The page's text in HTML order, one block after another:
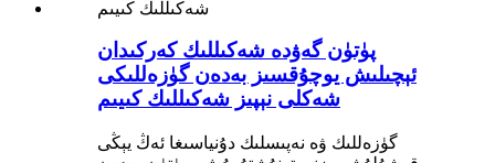
پۈتۈن گەۋدە شەكىللىك كەركىدان
ئېچىلىش يوچۇقسىز بەدەن گۈزەللىكى
شەكلى نېپىز شەكىللىك كىيىم
گۈزەللىك ۋە نەپىسلىك دۇنياسىغا ئەڭ يېڭى